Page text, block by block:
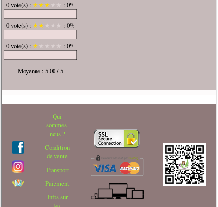
0 vote(s) : ★★★ ★ ★ : 0%
0 vote(s) : ★★ ★ ★ ★ : 0%
0 vote(s) : ★ ★ ★ ★ ★ : 0%
Moyenne : 5.00 / 5
Qui
sommes-
nous ?
Condition
de vente
Transport
Paiement
Infos sur